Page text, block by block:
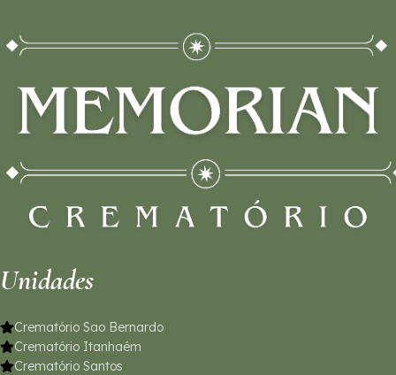
Unidades
Crematório Sao Bernardo
Crematório Itanhaém
Crematório Santos